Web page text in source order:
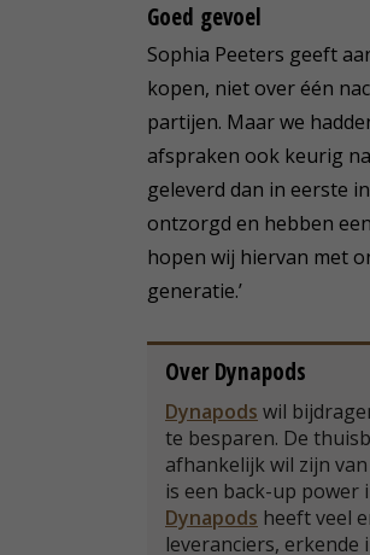
Goed gevoel
Sophia Peeters geeft
kopen, niet over één
partijen. Maar we
afspraken ook keurig
geleverd dan in eerste
ontzorgd en hebben
hopen wij hiervan met
generatie.’
Over Dynapods
Dynapods wil
te besparen. De
afhankelijk wil zijn
is een back-up power
Dynapods heeft veel
leveranciers,